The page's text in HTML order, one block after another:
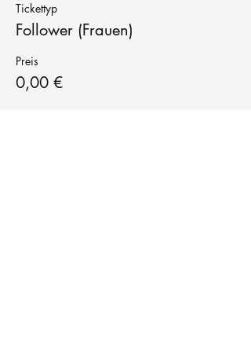
Tickettyp
Follower (Frauen)
Preis
0,00 €